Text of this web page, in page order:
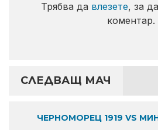
Трябва да влезете, за
коментар.
СЛЕДВАЩ МАЧ
ЧЕРНОМОРЕЦ 1919 VS